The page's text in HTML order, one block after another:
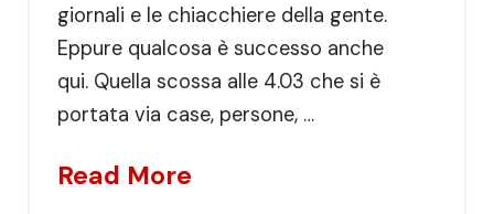
giornali e le chiacchiere della gente.
Eppure qualcosa è successo anche
qui. Quella scossa alle 4.03 che si è
portata via case, persone, …
Read More